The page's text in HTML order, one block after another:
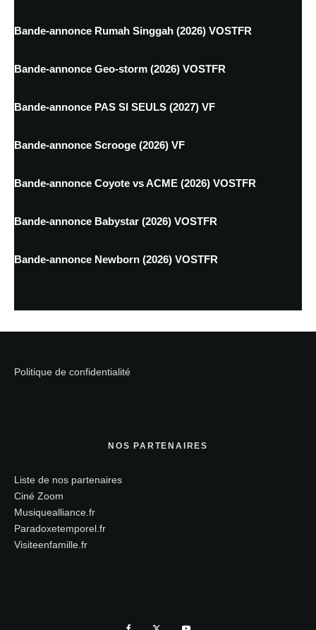
Bande-annonce Rumah Singgah (2026) VOSTFR
Bande-annonce Geo-storm (2026) VOSTFR
Bande-annonce PAS SI SEULS (2027) VF
Bande-annonce Scrooge (2026) VF
Bande-annonce Coyote vs ACME (2026) VOSTFR
Bande-annonce Babystar (2026) VOSTFR
Bande-annonce Newborn (2026) VOSTFR
Politique de confidentialité
NOS PARTENAIRES
Liste de nos partenaires
Ciné Zoom
Musiquealliance.fr
Paradoxetemporel.fr
Visiteenfamille.fr